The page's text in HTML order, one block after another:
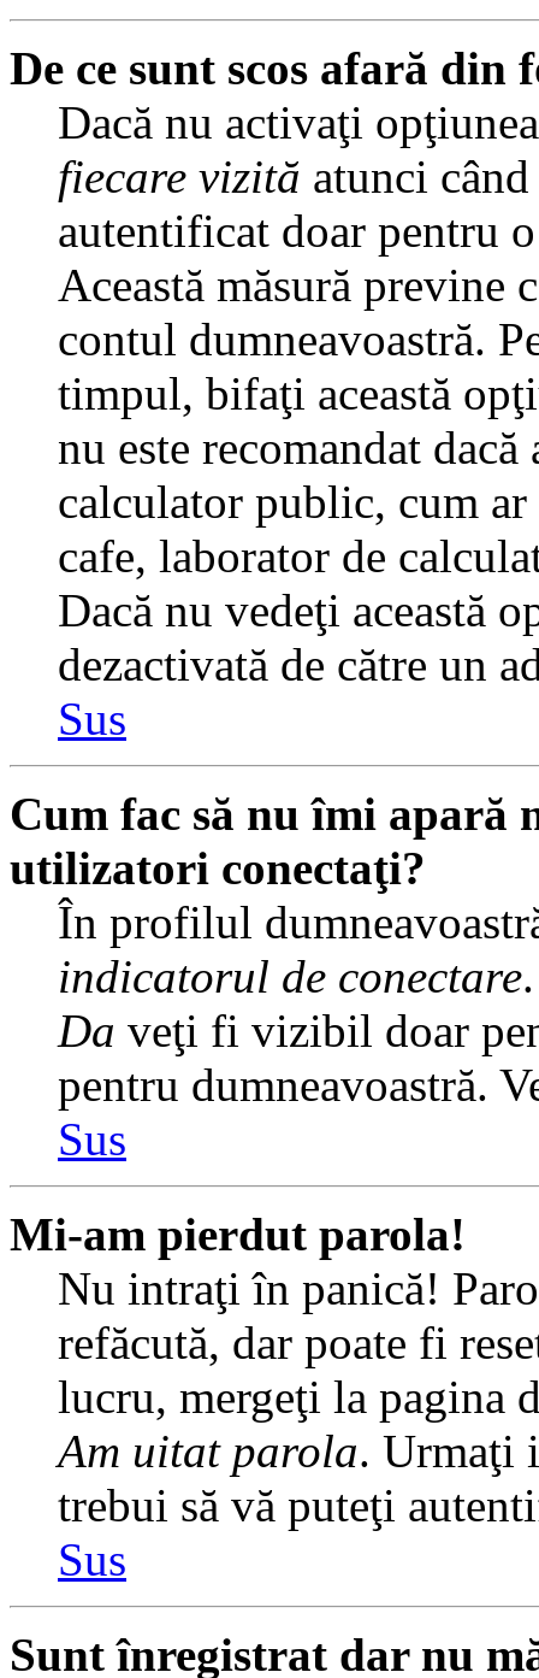
De ce sunt scos afară din
Dacă nu activaţi
fiecare vizită atunci
autentificat doar pentru
Această măsură previne
contul dumneavoastră.
timpul, bifaţi această
nu este recomandat
calculator public, cum
cafe, laborator de
Dacă nu vedeţi această
dezactivată de către un
Sus
Cum fac să nu îmi apară
utilizatori conectaţi?
În profilul
indicatorul de conectare
Da veţi fi vizibil doar
pentru dumneavoastră.
Sus
Mi-am pierdut parola!
Nu intraţi în panică!
refăcută, dar poate fi
lucru, mergeţi la pagina
Am uitat parola. Urmaţi
trebui să vă puteţi
Sus
Sunt înregistrat dar nu